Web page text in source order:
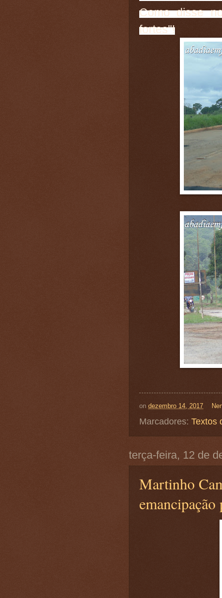
Como disse
fortes"!
on dezembro 14, 2017
Marcadores: Textos
terça-feira, 12 de
Martinho